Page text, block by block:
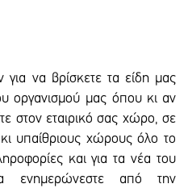
για να βρίσκετε τα είδη μας
οργανισμού μας όπου κι αν
στον εταιρικό σας χώρο, σε
υπαίθριους χώρους όλο το
και για τα νέα του
ενημερώνεστε από την